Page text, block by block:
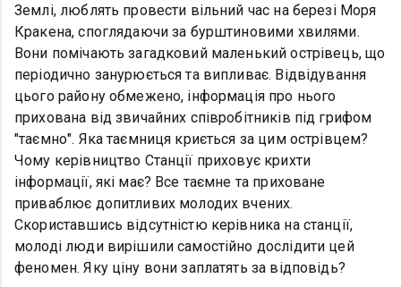
Землі, люблять провести вільний час на березі Моря
Кракена, споглядаючи за бурштиновими хвилями.
Вони помічають загадковий маленький острівець, що
періодично занурюється та випливає. Відвідування
цього району обмежено, інформація про нього
прихована від звичайних співробітників під грифом
"таємно". Яка таємниця криється за цим острівцем?
Чому керівництво Станції приховує крихти
інформації, які має? Все таємне та приховане
приваблює допитливих молодих вчених.
Скориставшись відсутністю керівника на станції,
молоді люди вирішили самостійно дослідити цей
феномен. Яку ціну вони заплатять за відповідь?